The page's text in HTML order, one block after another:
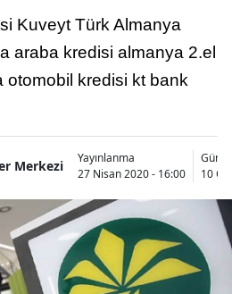
Kuveyt Türk Almanya
araba kredisi almanya 2.el
otomobil kredisi kt bank
Merkezi
Yayınlanma
27 Nisan 2020 - 16:00
10